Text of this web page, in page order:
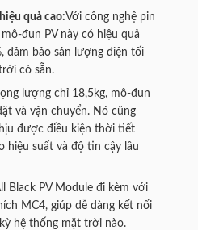
quả cao:Với công nghệ pin
đun PV này có hiệu quả
đảm bảo sản lượng điện tối
có sẵn.
lượng chỉ 18,5kg, mô-đun
và vận chuyển. Nó cũng
được điều kiện thời tiết
hiệu suất và độ tin cậy lâu
Black PV Module đi kèm với
MC4, giúp dễ dàng kết nối
hệ thống mặt trời nào.